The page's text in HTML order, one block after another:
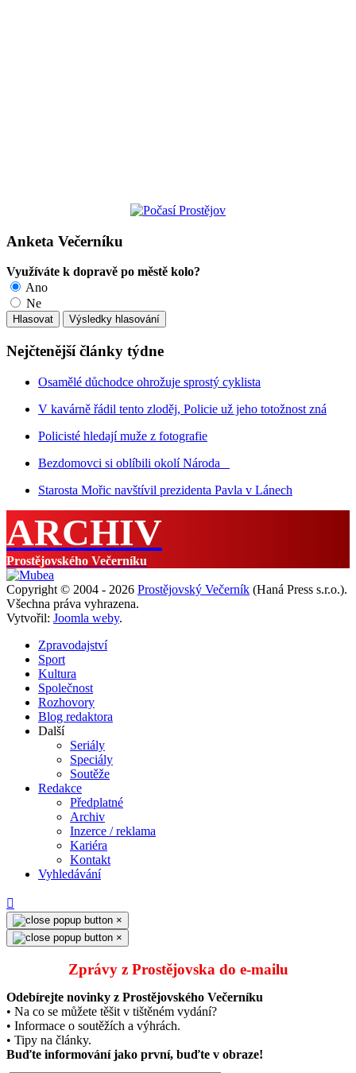
Anketa Večerníku
Využíváte k dopravě po městě kolo?
Ano
Ne
Nejčtenější články týdne
Osamělé důchodce ohrožuje sprostý cyklista
V kavárně řádil tento zloděj, Policie už jeho totožnost zná
Policisté hledají muže z fotografie
Bezdomovci si oblíbili okolí Národa
Starosta Mořic navštívil prezidenta Pavla v Lánech
ARCHIV
Prostějovského Večerníku
Copyright © 2004 - 2026 Prostějovský Večerník (Haná Press s.r.o.).
Všechna práva vyhrazena.
Vytvořil: Joomla weby.
Zpravodajství
Sport
Kultura
Společnost
Rozhovory
Blog redaktora
Další
Seriály
Speciály
Soutěže
Redakce
Předplatné
Archiv
Inzerce / reklama
Kariéra
Kontakt
Vyhledávání
×
×
Zprávy z Prostějovska do e‑mailu
Odebírejte novinky z Prostějovského Večerníku
• Na co se můžete těšit v tištěném vydání?
• Informace o soutěžích a výhrách.
• Tipy na články.
Buďte informování jako první, buďte v obraze!